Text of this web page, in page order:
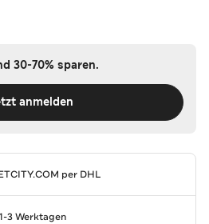
30-70% sparen.
anmelden
per DHL
3 Werktagen